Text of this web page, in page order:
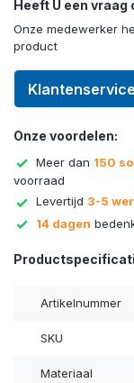
Heeft U een
Onze medewerker
product
Klantenservice
Onze voordelen:
Meer dan 150
voorraad
Levertijd 3-5
14 dagen
Artikelnummer
SKU
Materiaal